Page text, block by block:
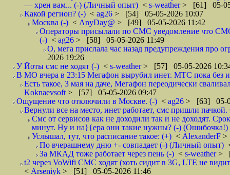
— хрен вам... (-) (Личный опыт) < s-weather> [61] 05-
Какой регион? (-) < ag26 > [54] 05-05-2026 10:07
Москва (-) < AnyDay@ > [49] 05-05-2026 11:42
Операторы присылали по СМС уведомление что
(-) < ag26 > [58] 05-05-2026 11:49
О, мега прислала час назад предупреждения про
2026 19:26
У Йоты смс не ходят (-) < s-weather> [57] 05-05-2026
В МО вчера в 23:15 Мегафон вырубил инет. МТС пока без
Есть такое, 3 мая на даче, Мегафон переодически
Koknaevsoft > [57] 05-05-2026 09:47
Ощущение что отключили в Москве. (-) < ag26 > [63] 05-
Вернули все на место, инет работает, смс пришли
Смс от сервисов как не доходили так и не доходят.
минут. Ну и на}{ера они такие нужны? (-) (Ошибочка!)
Услышал, тут, что расписание такое: (+) < AlexanderF >
По вчерашнему дню +- совпадает (-) (Личный опыт)
За МКАД тоже работает через пень (-) < s-weather>
t2 через VoWifi СМС ходят (хоть сидит в 3G, LTE не
< Arseniyk > [51] 05-05-2026 11:46